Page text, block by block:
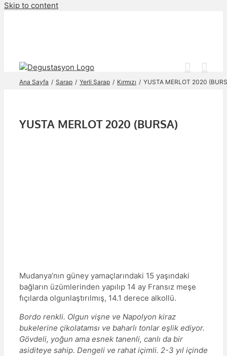
Skip to content
Ana Sayfa Şarap Yerli Şarap Kırmızı YUSTA MERLOT 2020
YUSTA MERLOT 2020 (BURSA)
Mudanya’nın güney yamaçlarındaki 15 yaşındaki
bağların üzümlerinden yapılıp 14 ay Fransız meşe
fıçılarda olgunlaştırılmış, 14.1 derece alkollü.
Bordo renkli. Olgun vişne ve Napolyon kiraz
bukelerine çikolatamsı ve baharlı tonlar eşlik ediyor.
Gövdeli, yoğun ama esnek tanenli, canlı da bir
asiditeye sahip. Dengeli ve rahat içimli. 2-3 yıl içinde